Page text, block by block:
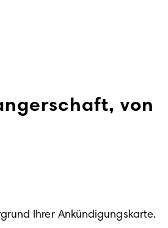
von
Ihrer Ankündigungskarte.